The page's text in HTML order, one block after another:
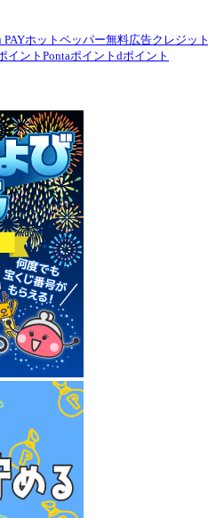
PAYホットペッパー無料広告クレジッ
イントPontaポイント dポイント